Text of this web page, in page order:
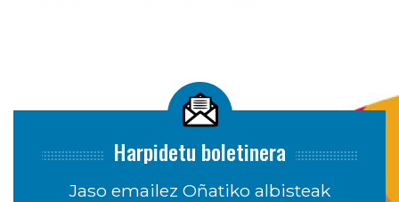
Harpidetu boletinera
Jaso emailez Oñatiko albisteak